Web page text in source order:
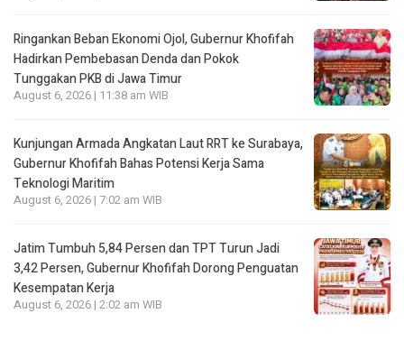
Ringankan Beban Ekonomi Ojol, Gubernur Khofifah
Hadirkan Pembebasan Denda dan Pokok
Tunggakan PKB di Jawa Timur
August 6, 2026 | 11:38 am WIB
Kunjungan Armada Angkatan Laut RRT ke Surabaya,
Gubernur Khofifah Bahas Potensi Kerja Sama
Teknologi Maritim
August 6, 2026 | 7:02 am WIB
Jatim Tumbuh 5,84 Persen dan TPT Turun Jadi
3,42 Persen, Gubernur Khofifah Dorong Penguatan
Kesempatan Kerja
August 6, 2026 | 2:02 am WIB